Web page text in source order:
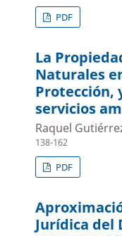
PDF
La
Naturales
Protección,
servicios
Raquel
138-162
PDF
Jurídica del